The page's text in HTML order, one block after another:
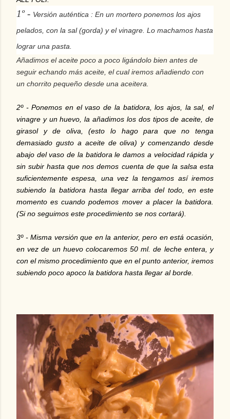
1º- Versión auténtica : En un mortero ponemos los ajos
pelados, con la sal (gorda) y el vinagre. Lo machamos hasta
lograr una pasta.
Añadimos el aceite poco a poco ligándolo bien antes de
seguir echando más aceite, el cual iremos añadiendo con
un chorrito pequeño desde una aceitera.
2º - Ponemos en el vaso de la batidora, los ajos, la sal, el
vinagre y un huevo, la añadimos los dos tipos de aceite, de
girasol y de oliva, (esto lo hago para que no tenga
demasiado gusto a aceite de oliva) y comenzando desde
abajo del vaso de la batidora le damos a velocidad rápida y
sin subir hasta que nos demos cuenta de que la salsa esta
suficientemente espesa, una vez la tengamos así iremos
subiendo la batidora hasta llegar arriba del todo, en este
momento es cuando podemos mover a placer la batidora.
(Si no seguimos este procedimiento se nos cortará).
3º - Misma versión que en la anterior, pero en está ocasión,
en vez de un huevo colocaremos 50 ml. de leche entera, y
con el mismo procedimiento que en el punto anterior, iremos
subiendo poco apoco la batidora hasta llegar al borde.